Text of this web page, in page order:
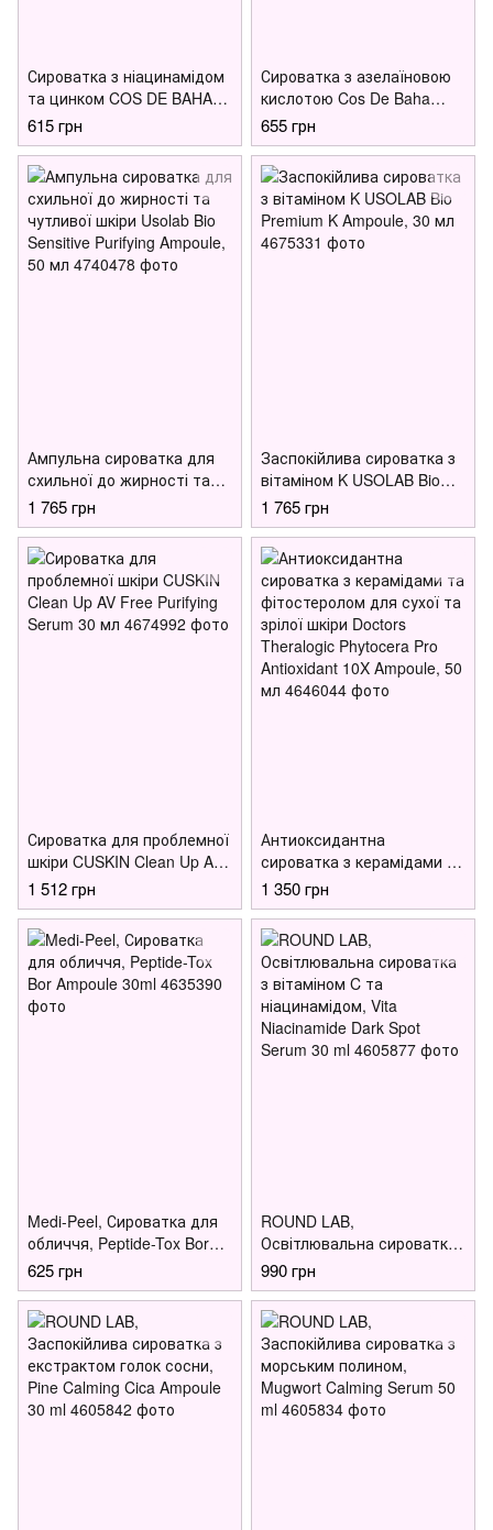
Сироватка з ніацинамідом
та цинком COS DE BAHA
Niacinamide 10% Serum , 30
мл
615 грн
Сироватка з азелаїновою
кислотою Cos De Baha
Azelaic Acid 10 Serum, 30
мл
655 грн
Ампульна сироватка для
схильної до жирності та
чутливої шкіри Usolab Bio
Sensitive Purifying Ampoule,
50 мл
1 765 грн
Заспокійлива сироватка з
вітаміном K USOLAB Bio
Premium K Ampoule, 30 мл
1 765 грн
Сироватка для проблемної
шкіри CUSKIN Clean Up AV
Free Purifying Serum 30 мл
1 512 грн
Антиоксидантна
сироватка з керамідами та
фітостеролом для сухої та
зрілої шкіри Doctors
Theralogic Phytocera Pro
Antioxidant 10X Ampoule, 50
мл
1 350 грн
Medi-Peel, Сироватка для
обличчя, Peptide-Tox Bor
Ampoule 30ml
625 грн
ROUND LAB,
Освітлювальна сироватка
з вітаміном C та
ніацинамідом, Vita
Niacinamide Dark Spot
Serum 30 ml
990 грн